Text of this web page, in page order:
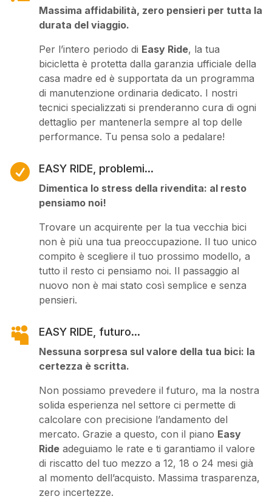
Massima affidabilità, zero pensieri per tutta la
durata del viaggio.
Per l’intero periodo di Easy Ride, la tua
bicicletta è protetta dalla garanzia ufficiale della
casa madre ed è supportata da un programma
di manutenzione ordinaria dedicato. I nostri
tecnici specializzati si prenderanno cura di ogni
dettaglio per mantenerla sempre al top delle
performance. Tu pensa solo a pedalare!
 EASY RIDE, problemi...
Dimentica lo stress della rivendita: al resto
pensiamo noi!
Trovare un acquirente per la tua vecchia bici
non è più una tua preoccupazione. Il tuo unico
compito è scegliere il tuo prossimo modello, a
tutto il resto ci pensiamo noi. Il passaggio al
nuovo non è mai stato così semplice e senza
pensieri.
 EASY RIDE, futuro...
Nessuna sorpresa sul valore della tua bici: la
certezza è scritta.
Non possiamo prevedere il futuro, ma la nostra
solida esperienza nel settore ci permette di
calcolare con precisione l’andamento del
mercato. Grazie a questo, con il piano Easy
Rideadeguiamo le rate e ti garantiamo il valore
di riscatto del tuo mezzo a 12, 18 o 24 mesi già
al momento dell’acquisto. Massima trasparenza,
zero incertezze.